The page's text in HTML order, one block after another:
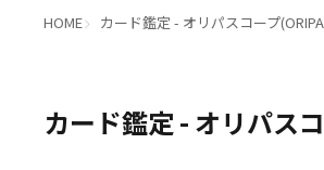
HOME カード鑑定 - オリパスコープ
カード鑑定 - オリパス